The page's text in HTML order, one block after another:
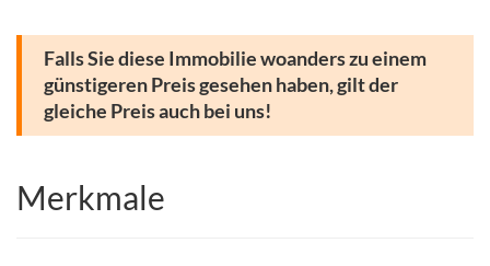
Falls Sie diese Immobilie woanders zu einem
günstigeren Preis gesehen haben, gilt der
gleiche Preis auch bei uns!
Merkmale